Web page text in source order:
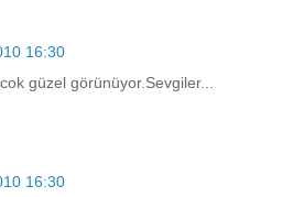
16:30
güzel görünüyor.Sevgiler...
16:30